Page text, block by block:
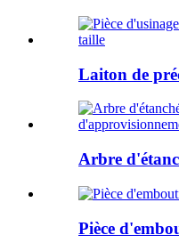
Laiton de
Arbre
Pièce